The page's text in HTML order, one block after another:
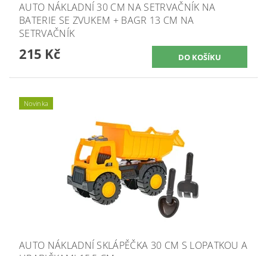
AUTO NÁKLADNÍ 30 CM NA SETRVAČNÍK NA
BATERIE SE ZVUKEM + BAGR 13 CM NA
SETRVAČNÍK
215 Kč
Novinka
AUTO NÁKLADNÍ SKLÁPĚČKA 30 CM S LOPATKOU A